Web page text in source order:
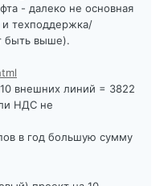
- далеко не основная
техподдержка/
быть выше).
внешних линий = 3822
НДС не
в год большую сумму